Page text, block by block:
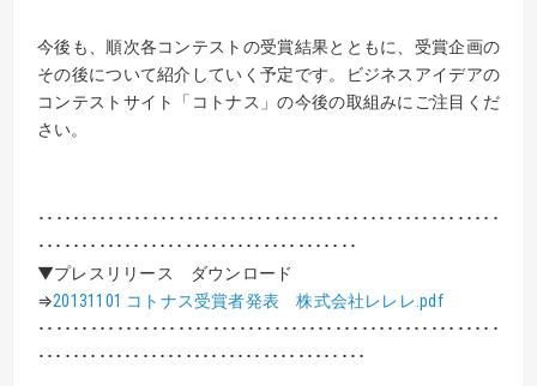
今後も、順次各コンテストの受賞結果とともに、受賞企画の
その後について紹介していく予定です。ビジネスアイデアの
コンテストサイト「コトナス」の今後の取組みにご注目くだ
さい。
･････････････････････････････････････････････････････
･････････････････････････････････････
▼プレスリリース ダウンロード
⇒20131101 コトナス受賞者発表 株式会社レレレ.pdf
･････････････････････････････････････････････････････
･･････････････････････････････････････